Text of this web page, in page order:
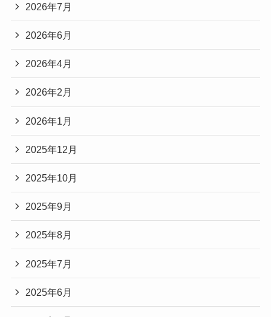
2026年7月
2026年6月
2026年4月
2026年2月
2026年1月
2025年12月
2025年10月
2025年9月
2025年8月
2025年7月
2025年6月